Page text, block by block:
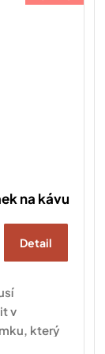
na kávu
Detail
v
který